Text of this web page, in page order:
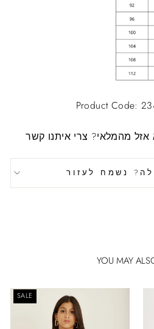
Product Code:
מהמלאי? צרי איתנו קשר
נשמח לעזור
YOU MAY
SALE